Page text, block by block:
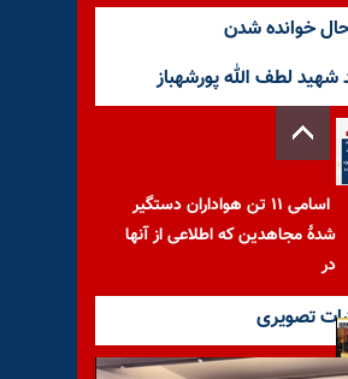
خوانده شدن
شهید لطف الله پورشهباز
اسامی ۱۱ تن هواداران دستگیر
شدهٔ مجاهدین که اطلاعی از آنها
در
تصویری